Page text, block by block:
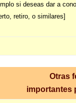
si deseas dar a
retiro, o similares]
Otras
importantes